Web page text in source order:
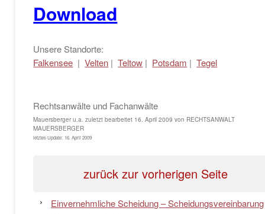
Download
Unsere Standorte:
Falkensee |Velten |Teltow | Potsdam |Tegel
Rechtsanwälte und Fachanwälte
Mauersberger u.a. zuletzt bearbeitet 16. April 2009 von RECHTSANWALT
MAUERSBERGER
letztes Update: 16. April 2009
zurück zur vorherigen Seite
Einvernehmliche Scheidung – Scheidungsvereinbarung